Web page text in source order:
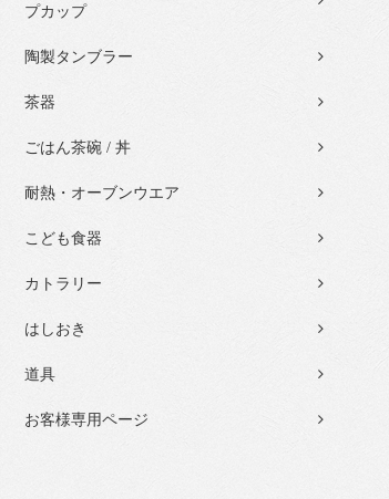
プカップ
陶製タンブラー
茶器
ごはん茶碗 / 丼
耐熱・オーブンウエア
こども食器
カトラリー
はしおき
道具
お客様専用ページ